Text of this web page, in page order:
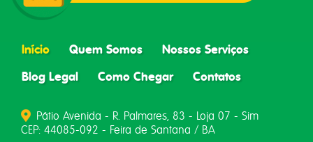
Início Quem Somos
Nossos Serviços
Blog Legal
Como Chegar Contatos
Pátio Avenida - R. Palmares, 83 - Loja 07 - Sim
CEP: 44085-092 - Feira de Santana / BA